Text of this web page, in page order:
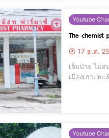
Youtube
The chemist
17 ธ.ค.
เจ็บป่วย ไม่
เมืองเกาะพะงัน ใครที่กลัวไม่สบาย หรือเดินทางมา
Youtube